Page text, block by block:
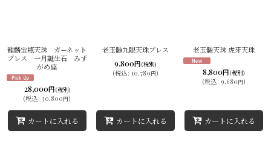
龍麟宝瓶天珠 ガーネット
ブレス 一月誕生石 みず
がめ座
28,000円(税別)
(税込: 30,800円 )
カートに入れる
老玉髄九眼天珠ブレス
9,800円 (税別)
(税込: 10,780円)
カートに入れる
老玉髄天珠 虎牙天珠
8,800円 (税別)
(税込: 9,680円)
カートに入れる